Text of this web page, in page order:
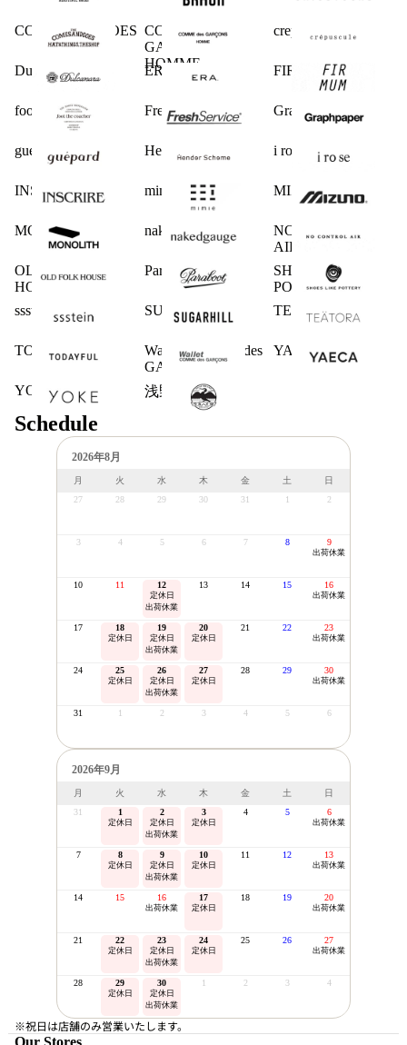
COMESANDGOES COMME des
GARCONS
HOMME
crepuscule
Dulcamara ERA. FIRMUM
foot the coacher FreshService Graphpaper
guepard Hender Scheme i ro se
INSCRIRE mimie MIZUNO
MONOLITH nakedgauge
NO CONTROL
AIR
OLD FOLK
HOUSE
Paraboot
SHOES LIKE
POTTERY
ssstein
SUGARHILL TEATORA
TODAYFUL
Wallet COMME des
GARCONS
YAECA
YOKE 浅野商店
Schedule
2026年8月
月 火 水 木 金 土
日
27
28 29 30 31 1 2
3 4 5 6 7 8 9
出荷休業
10 11 12
定休日
出荷休業
13 14 15 16
出荷休業
17 18
定休日
19
定休日
出荷休業
20
定休日
21 22 23
出荷休業
24 25
定休日
26
定休日
出荷休業
27
定休日
28 29 30
出荷休業
31 1 2 3 4 5 6
2026年9月
月 火 水 木 金 土
日
31
1
定休日
2
定休日
出荷休業
3
定休日
4 5 6
出荷休業
7 8
定休日
9
定休日
出荷休業
10
定休日
11 12 13
出荷休業
14 15 16
出荷休業
17
定休日
18 19 20
出荷休業
21 22
定休日
23
定休日
出荷休業
24
定休日
25 26 27
出荷休業
28 29
定休日
30
定休日
出荷休業
1 2 3 4
※祝日は店舗のみ営業いたします。